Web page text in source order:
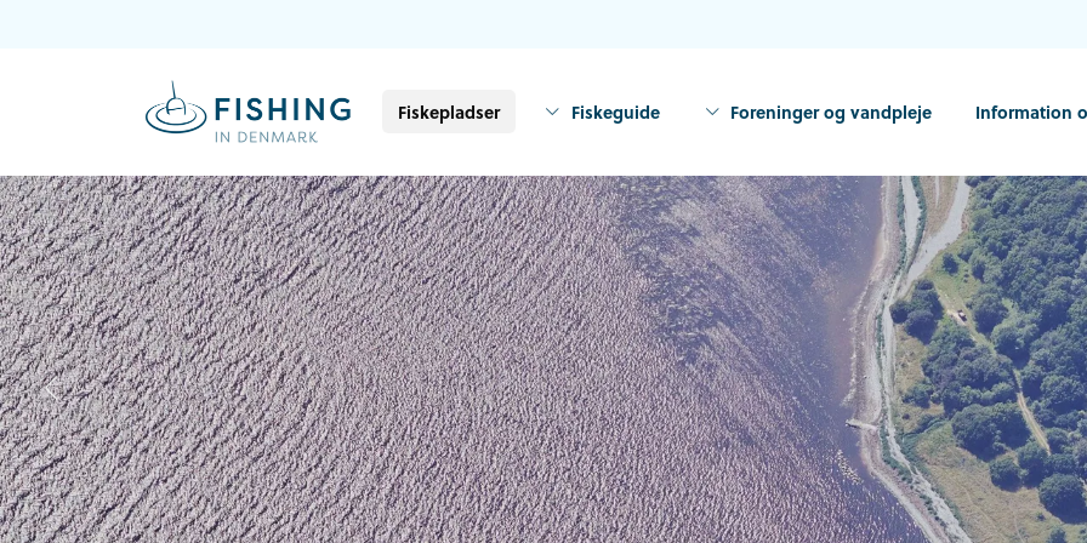
Fiskepladser Fiskeguide Foreninger og vandpleje Information
Previous